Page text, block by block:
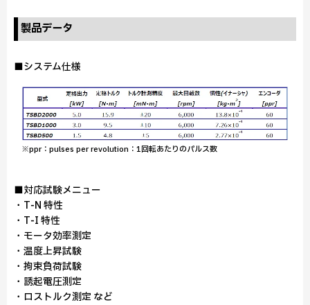
製品データ
■システム仕様
※ppr：pulses per revolution：1回転あたりのパルス数
■対応試験メニュー
・T‑N 特性
・T‑I 特性
・モータ効率測定
・温度上昇試験
・拘束負荷試験
・誘起電圧測定
・ロストルク測定 など